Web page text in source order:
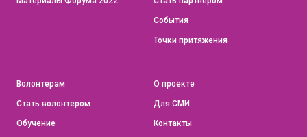
События
Точки притяжения
Волонтерам
Стать волонтером
Обучение
О проекте
Для СМИ
Контакты